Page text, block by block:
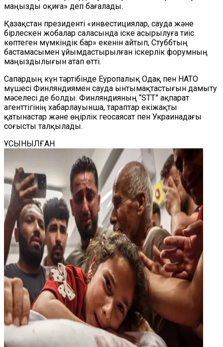
маңызды оқиға» деп бағалады.
Қазақстан президенті «инвестициялар, сауда және
бірлескен жобалар саласында іске асырылуға тиіс
көптеген мүмкіндік бар» екенін айтып, Стуббтың
бастамасымен ұйымдастырылған іскерлік форумның
маңыздылығын атап өтті.
Сапардың күн тәртібінде Еуропалық Одақ пен НАТО
мүшесі Финляндиямен сауда ынтымақтастығын дамыту
мәселесі де болды. Финляндияның “STT” ақпарат
агенттігінің хабарлауынша, тараптар екіжақты
қатынастар және өңірлік геосаясат пен Украинадағы
соғысты талқылады.
ҰСЫНЫЛҒАН